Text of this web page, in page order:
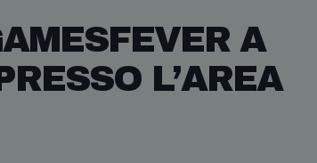
A
L’AREA